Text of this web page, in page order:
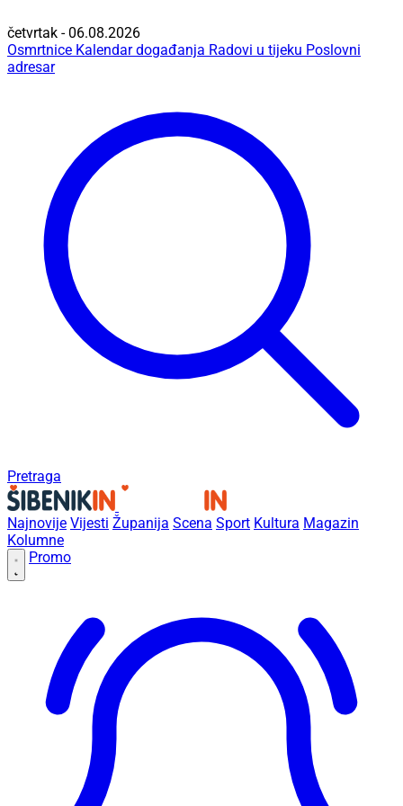
četvrtak - 06.08.2026
Osmrtnice Kalendar događanja Radovi u tijeku Poslovni
adresar
Pretraga
Najnovije Vijesti Županija Scena Sport Kultura Magazin
Kolumne
Promo